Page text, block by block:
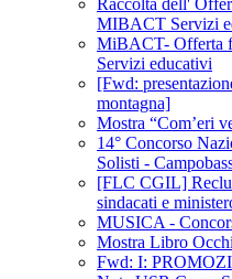
Raccolta dell'
MIBACT Servizi
MiBACT- Offerta
Servizi educativi
[Fwd:
montagna]
Mostra “Com’eri
14° Concorso
Solisti -
[FLC CGIL]
sindacati e
MUSICA -
Mostra Libro
Fwd: I: